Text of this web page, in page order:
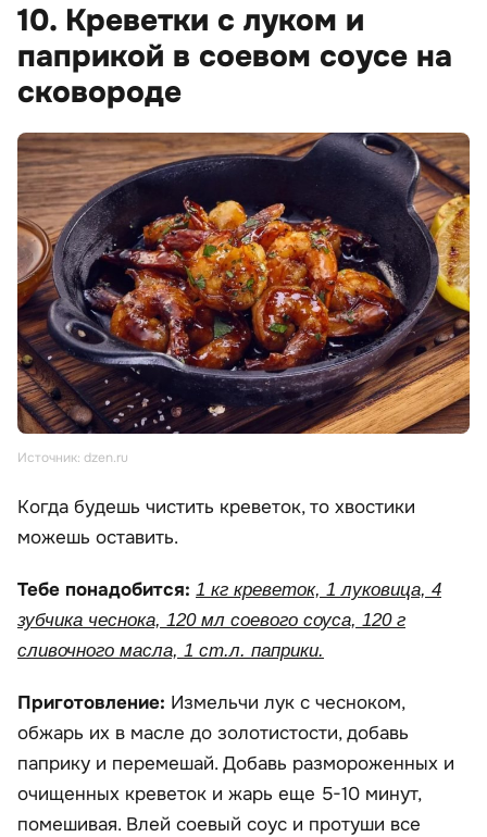
10. Креветки с луком и
паприкой в соевом соусе на
сковороде
Источник: dzen.ru
Когда будешь чистить креветок, то хвостики
можешь оставить.
Тебе понадобится: 1 кг креветок, 1 луковица, 4
зубчика чеснока, 120 мл соевого соуса, 120 г
сливочного масла, 1 ст.л. паприки.
Приготовление: Измельчи лук с чесноком,
обжарь их в масле до золотистости, добавь
паприку и перемешай. Добавь размороженных и
очищенных креветок и жарь еще 5-10 минут,
помешивая. Влей соевый соус и протуши все